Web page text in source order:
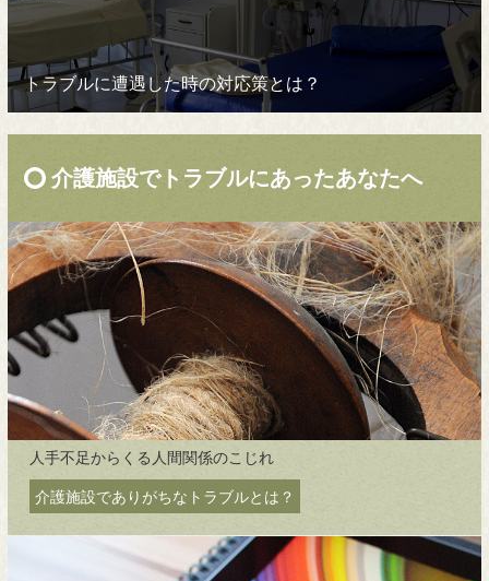
トラブルに遭遇した時の対応策とは？
介護施設でトラブルにあったあなたへ
人手不足からくる人間関係のこじれ
介護施設でありがちなトラブルとは？